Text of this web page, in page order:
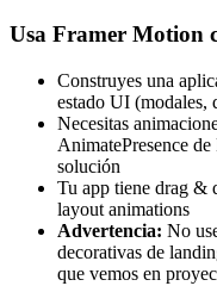
Usa Framer Motion
Construyes una
estado UI (modales,
Necesitas
AnimatePresence
solución
Tu app tiene drag &
layout animations
Advertencia: No
decorativas de
que vemos en